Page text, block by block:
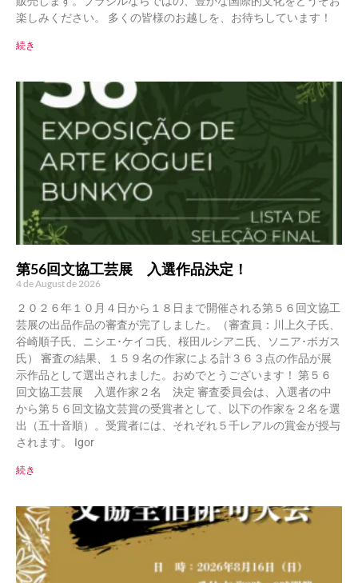
楽しみください。 多くの皆様のお越しを、お待ちしています！
続き
第56回文協工芸展 入選作品決定！
4 de August de 2026
２０２６年１０月４日から１８日まで開催される第５６回文協工
芸展の出品作品の審査が完了しました。（審査員：川上久子氏、
谷崎順子氏、ニシエ･ケイコ氏、桜田ルシアニ氏、ソニア･ボガス
氏） 審査の結果、１５９名の作家による計３６３点の作品が展
示作品として選出されました。おめでとうございます！ 第５６
回文協工芸展 入選作家２名 決定 審査委員会は、入選者の中
から第５６回文協文芸賞の受賞者として、以下の作家を２名を選
出（五十音順）。受賞者には、それぞれ５千レアルの賞金が授与
されます。 Igor
続き